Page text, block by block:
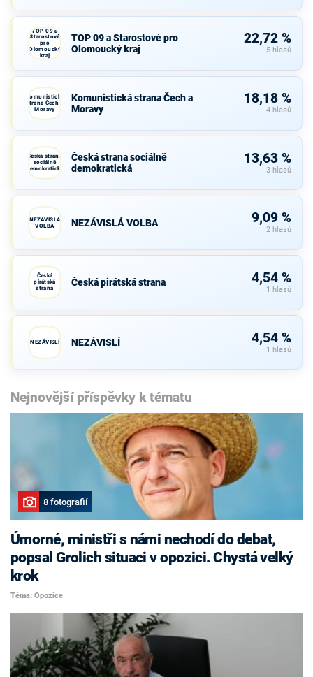
TOP 09 a
Starostové
pro
Olomoucký
kraj
TOP 09 a Starostové pro
Olomoucký kraj
22,72 %
5 hlasů
Komunistická
strana Čech a
Moravy
Komunistická strana Čech a
Moravy
18,18 %
4 hlasů
Česká strana
sociálně
demokratická
Česká strana sociálně
demokratická
13,63 %
3 hlasů
NEZÁVISLÁ
VOLBA
NEZÁVISLÁ VOLBA 9,09 %
2 hlasů
Česká
pirátská
strana
Česká pirátská strana 4,54 %
1 hlasů
NEZÁVISLÍ NEZÁVISLÍ 4,54 %
1 hlasů
Nejnovější příspěvky k tématu
8 fotografií
Úmorné, ministři s námi nechodí do debat,
popsal Grolich situaci v opozici. Chystá velký
krok
Téma: Opozice